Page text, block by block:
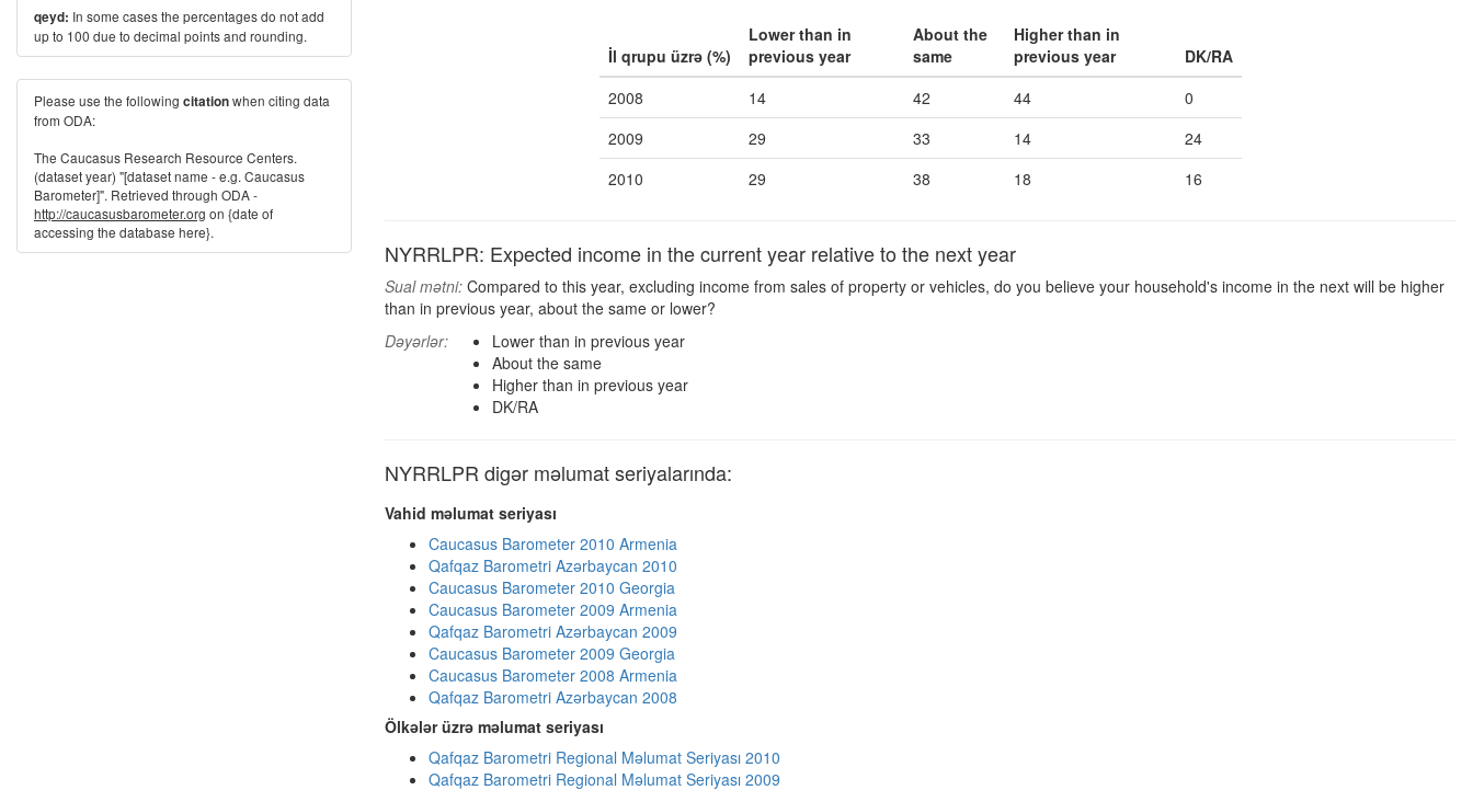
İl qrupu üzrə (%)
Lower than in
previous year
About the
same
Higher than in
previous year
DK/RA
2008
14 42 44
0
2009
29 33 14
24
2010
29 38 18 16
NYRRLPR: Expected income in the current year relative to the next year
Sual mətni: Compared to this year, excluding income from sales of property or vehicles, do you believe your household's income in the next will be higher
than in previous year, about the same or lower?
Dəyərlər:
Lower than in previous year
About the same
Higher than in previous year
DK/RA
NYRRLPR digər məlumat seriyalarında:
Vahid məlumat seriyası
Caucasus Barometer 2010 Armenia
Qafqaz Barometri Azərbaycan 2010
Caucasus Barometer 2010 Georgia
Caucasus Barometer 2009 Armenia
Qafqaz Barometri Azərbaycan 2009
Caucasus Barometer 2009 Georgia
Caucasus Barometer 2008 Armenia
Qafqaz Barometri Azərbaycan 2008
Ölkələr üzrə məlumat seriyası
Qafqaz Barometri Regional Məlumat Seriyası 2010
Qafqaz Barometri Regional Məlumat Seriyası 2009
qeyd: In some cases the percentages do not add
up to 100 due to decimal points and rounding.
Please use the following citationwhen citing data
from ODA:
The Caucasus Research Resource Centers.
(dataset year) "[dataset name - e.g. Caucasus
Barometer]". Retrieved through ODA -
http://caucasusbarometer.org on {date of
accessing the database here}.